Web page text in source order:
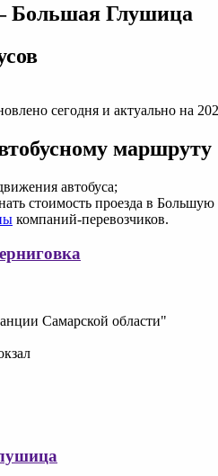
Большая Глушица
сегодня и актуально на
автобуса;
стоимость проезда в
компаний-перевозчиков.
Самарской области"